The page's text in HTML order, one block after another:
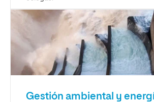
Gestión ambiental y